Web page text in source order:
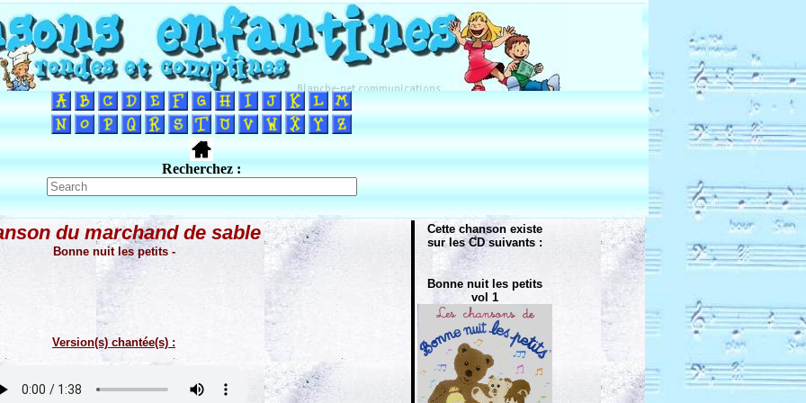
Recherchez :
du marchand de sable
Bonne nuit les petits -
Version(s) chantée(s) :
Cette chanson existe
sur les CD suivants :
Bonne nuit les petits
vol 1